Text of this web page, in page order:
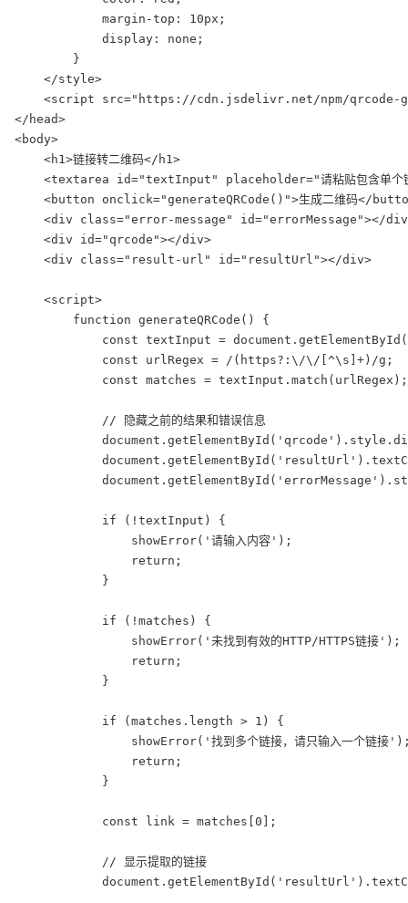
            margin-top: 10px;
            display: none;
        }
    </style>
<script src="https://cdn.jsdelivr.net/npm/
</head>
<body>
    <h1>链接转二维码</h1>
<textarea id="textInput" placeholder="请粘贴包含单个
<button onclick="generateQRCode()">生成二维码</
<div class="error-message" id="errorMessage"></
    <div id="qrcode"></div>
    <div class="result-url" id="resultUrl"></div>
    <script>
        function generateQRCode() {
const textInput =
            const urlRegex = /(https?:\/\/[^\s]+)/g;
            const matches = textInput.match(urlRegex);
            // 隐藏之前的结果和错误信息
            if (!textInput) {
                showError('请输入内容');
                return;
            }
            if (!matches) {
                showError('未找到有效的HTTP/HTTPS链接');
                return;
            }
            if (matches.length > 1) {
showError('找到多个链接，请只输入一个链接
                return;
            }
            const link = matches[0];
            // 显示提取的链接